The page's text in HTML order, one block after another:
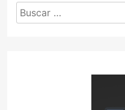
Buscar: